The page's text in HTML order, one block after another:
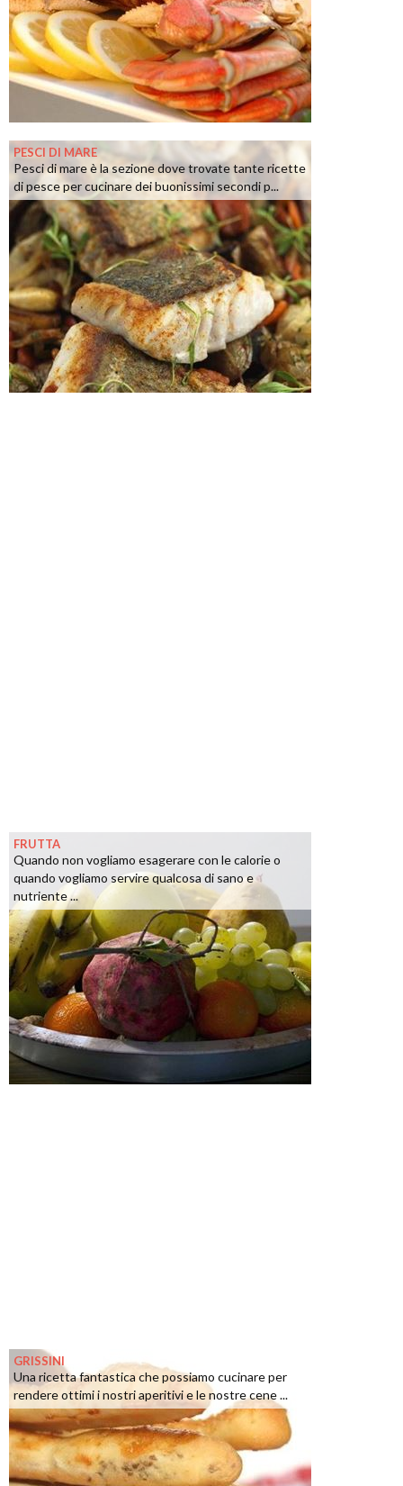
PESCI DI MARE
Pesci di mare è la sezione dove trovate tante ricette
di pesce per cucinare dei buonissimi secondi p...
FRUTTA
Quando non vogliamo esagerare con le calorie o
quando vogliamo servire qualcosa di sano e
nutriente ...
GRISSINI
Una ricetta fantastica che possiamo cucinare per
rendere ottimi i nostri aperitivi e le nostre cene ...